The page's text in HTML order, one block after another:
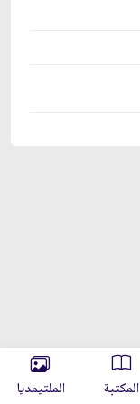
المكتبة الملتيمديا